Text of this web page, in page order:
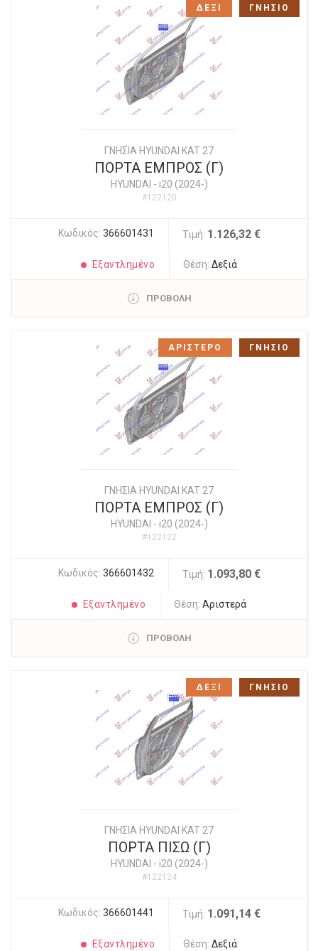
ΓΝΗΣΙΑ HYUNDAI KAT 27
ΠΟΡΤΑ ΕΜΠΡΟΣ (Γ)
HYUNDAI - i20 (2024-)
#122120
Κωδικός: 366601431 Τιμή: 1.126,32 €
Εξαντλημένο Θέση:Δεξιά
ΠΡΟΒΟΛΗ
ΔΕΞΙ ΓΝΗΣΙΟ
ΓΝΗΣΙΑ HYUNDAI KAT 27
ΠΟΡΤΑ ΕΜΠΡΟΣ (Γ)
HYUNDAI - i20 (2024-)
#122122
Κωδικός: 366601432 Τιμή: 1.093,80 €
Εξαντλημένο Θέση:Αριστερά
ΠΡΟΒΟΛΗ
ΑΡΙΣΤΕΡΟ ΓΝΗΣΙΟ
ΓΝΗΣΙΑ HYUNDAI KAT 27
ΠΟΡΤΑ ΠΙΣΩ (Γ)
HYUNDAI - i20 (2024-)
#122124
Κωδικός: 366601441 Τιμή: 1.091,14 €
Εξαντλημένο Θέση:Δεξιά
ΔΕΞΙ ΓΝΗΣΙΟ